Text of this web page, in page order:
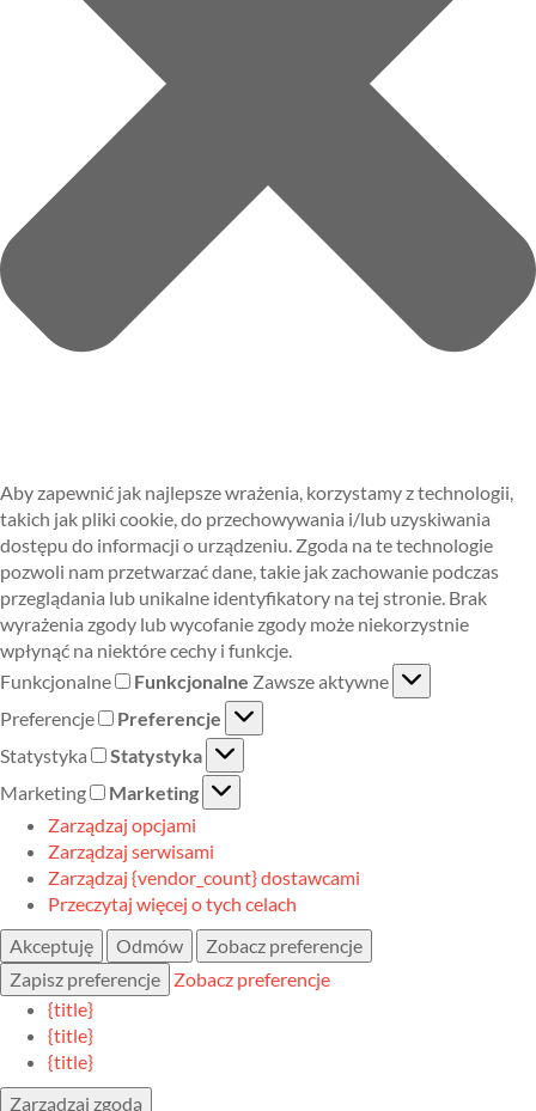
Aby zapewnić jak najlepsze wrażenia, korzystamy z technologii,
takich jak pliki cookie, do przechowywania i/lub uzyskiwania
dostępu do informacji o urządzeniu. Zgoda na te technologie
pozwoli nam przetwarzać dane, takie jak zachowanie podczas
przeglądania lub unikalne identyfikatory na tej stronie. Brak
wyrażenia zgody lub wycofanie zgody może niekorzystnie
wpłynąć na niektóre cechy i funkcje.
Funkcjonalne
Funkcjonalne Zawsze aktywne
Preferencje
Preferencje
Statystyka
Statystyka
Marketing
Marketing
Zarządzaj opcjami
Zarządzaj serwisami
Zarządzaj {vendor_count} dostawcami
Przeczytaj więcej o tych celach
Akceptuję
Odmów
Zobacz preferencje
Zapisz preferencje
Zobacz preferencje
{title}
{title}
{title}
Zarządzaj zgodą